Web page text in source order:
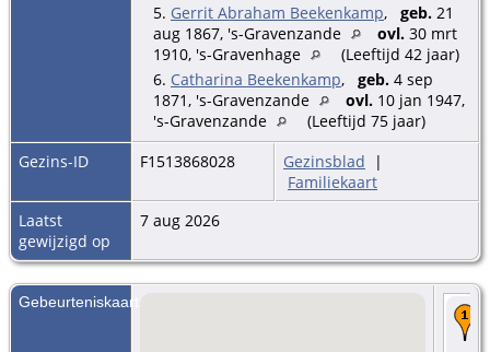
5. Gerrit Abraham Beekenkamp, geb. 21
aug 1867, 's-Gravenzande
ovl. 30 mrt
1910, 's-Gravenhage
(Leeftijd 42 jaar)
6. Catharina Beekenkamp, geb. 4 sep
1871, 's-Gravenzande
ovl. 10 jan 1947,
's-Gravenzande
(Leeftijd 75 jaar)
Gezins-ID
F1513868028 Gezinsblad |
Familiekaart
Laatst
gewijzigd op
7 aug 2026
Gebeurteniskaart